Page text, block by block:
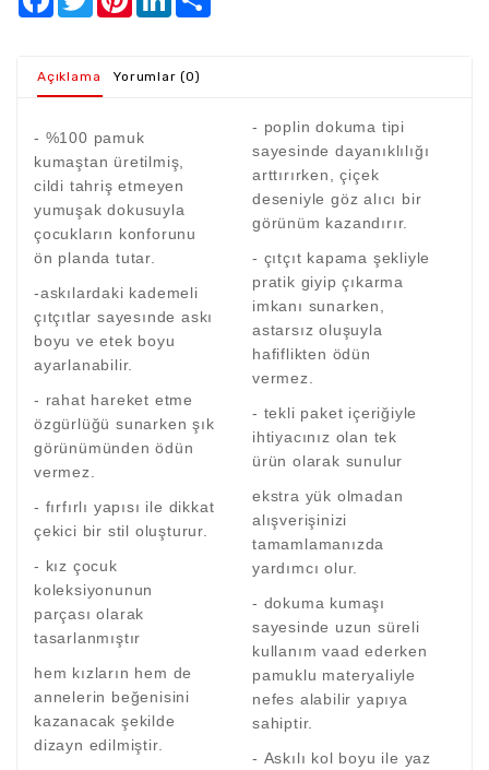
Açıklama Yorumlar (0)
- %100 pamuk
kumaştan üretilmiş,
cildi tahriş etmeyen
yumuşak dokusuyla
çocukların konforunu
ön planda tutar.
-askılardaki kademeli
çıtçıtlar sayesınde askı
boyu ve etek boyu
ayarlanabilir.
- rahat hareket etme
özgürlüğü sunarken şık
görünümünden ödün
vermez.
- fırfırlı yapısı ile dikkat
çekici bir stil oluşturur.
- kız çocuk
koleksiyonunun
parçası olarak
tasarlanmıştır
hem kızların hem de
annelerin beğenisini
kazanacak şekilde
dizayn edilmiştir.
- poplin dokuma tipi
sayesinde dayanıklılığı
arttırırken, çiçek
deseniyle göz alıcı bir
görünüm kazandırır.
- çıtçıt kapama şekliyle
pratik giyip çıkarma
imkanı sunarken,
astarsız oluşuyla
hafiflikten ödün
vermez.
- tekli paket içeriğiyle
ihtiyacınız olan tek
ürün olarak sunulur
ekstra yük olmadan
alışverişinizi
tamamlamanızda
yardımcı olur.
- dokuma kumaşı
sayesinde uzun süreli
kullanım vaad ederken
pamuklu materyaliyle
nefes alabilir yapıya
sahiptir.
- Askılı kol boyu ile yaz